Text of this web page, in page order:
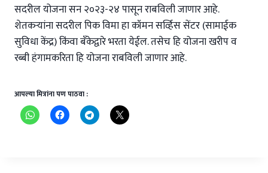
सदरील योजना सन २०२३-२४ पासून राबविली जाणार आहे.
शेतकऱ्यांना सदरील पिक विमा हा कॉमन सर्व्हिस सेंटर (सामाईक
सुविधा केंद्र) किंवा बँकेद्वारे भरता येईल. तसेच हि योजना खरीप व
रब्बी हंगामकरिता हि योजना राबविली जाणार आहे.
आपल्या मित्रांना पण पाठवा :